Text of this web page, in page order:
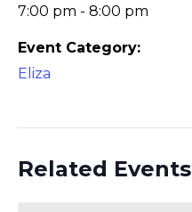
7:00 pm - 8:00 pm
Event Category:
Eliza
Related Events